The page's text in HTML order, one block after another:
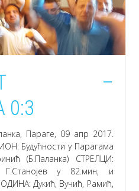
–
0:3
Параге, 09 апр 2017.
Будућности у Парагама
(Б.Паланка) СТРЕЛЦИ:
у 82.мин, и
Дукић, Вучић, Рамић,